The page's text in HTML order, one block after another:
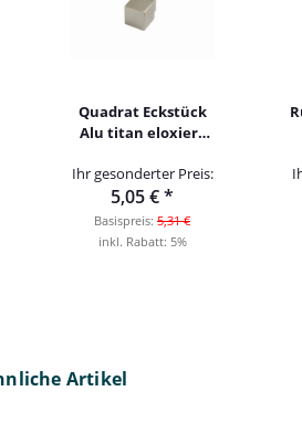
Quadrat Eckstück
Alu titan eloxiert
Ihr gesonderter Preis:
5,05 €*
Basispreis: 5,31 €
inkl. Rabatt: 5%
Artikel